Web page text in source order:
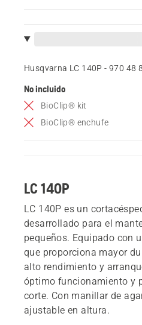
Husqvarna LC 140P - 970 48
No incluido
BioClip® kit
BioClip® enchufe
LC 140P
LC 140P es un
desarrollado para el
pequeños. Equipado con
que proporciona mayor
alto rendimiento y
óptimo funcionamiento y
corte. Con manillar de
ajustable en altura.